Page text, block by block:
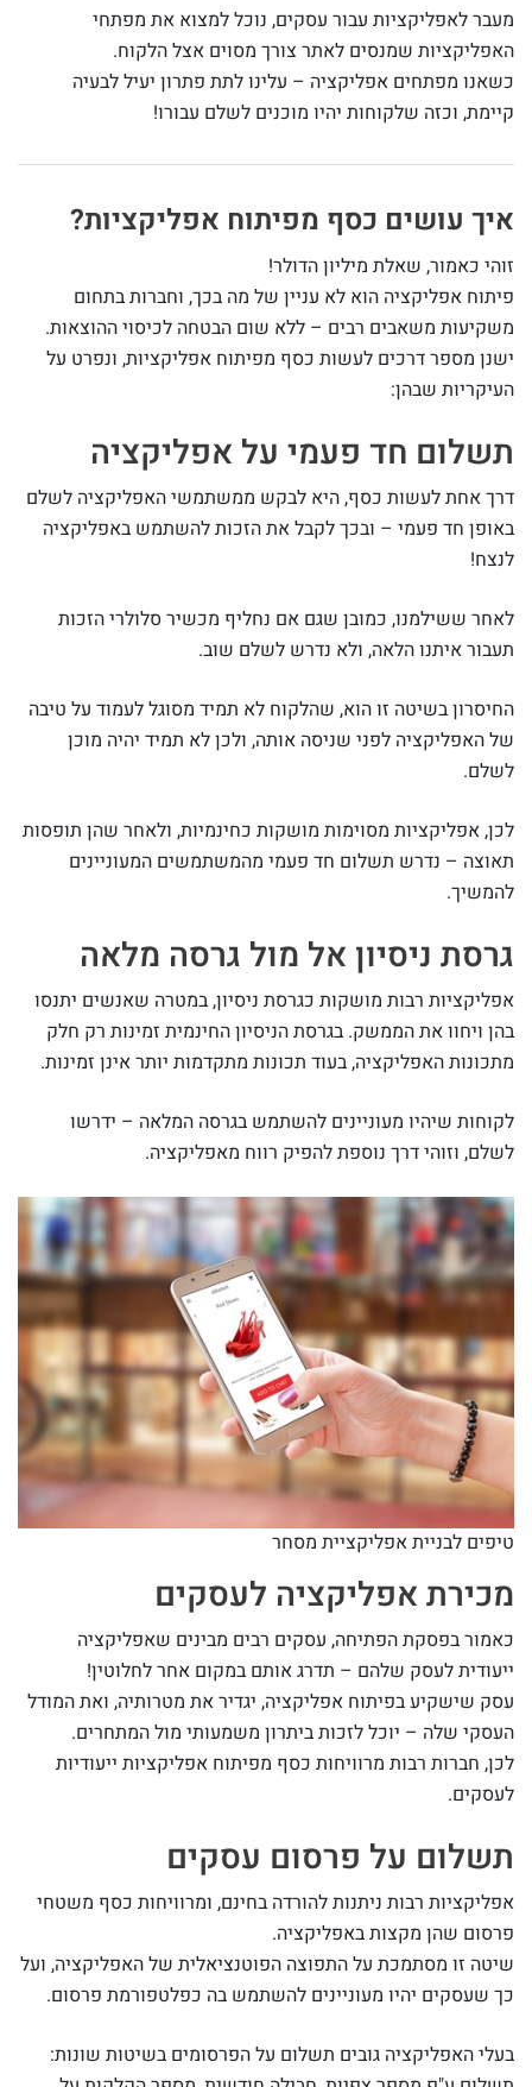
מעבר לאפליקציות עבור עסקים, נוכל למצוא את מפתחי
האפליקציות שמנסים לאתר צורך מסוים אצל הלקוח.
כשאנו מפתחים אפליקציה – עלינו לתת פתרון יעיל לבעיה
קיימת, וכזה שלקוחות יהיו מוכנים לשלם עבורו!
איך עושים כסף מפיתוח אפליקציות?
זוהי כאמור, שאלת מיליון הדולר!
פיתוח אפליקציה הוא לא עניין של מה בכך, וחברות בתחום
משקיעות משאבים רבים – ללא שום הבטחה לכיסוי ההוצאות.
ישנן מספר דרכים לעשות כסף מפיתוח אפליקציות, ונפרט על
העיקריות שבהן:
תשלום חד פעמי על אפליקציה
דרך אחת לעשות כסף, היא לבקש ממשתמשי האפליקציה לשלם
באופן חד פעמי – ובכך לקבל את הזכות להשתמש באפליקציה
לנצח!
לאחר ששילמנו, כמובן שגם אם נחליף מכשיר סלולרי הזכות
תעבור איתנו הלאה, ולא נדרש לשלם שוב.
החיסרון בשיטה זו הוא, שהלקוח לא תמיד מסוגל לעמוד על טיבה
של האפליקציה לפני שניסה אותה, ולכן לא תמיד יהיה מוכן
לשלם.
לכן, אפליקציות מסוימות מושקות כחינמיות, ולאחר שהן תופסות
תאוצה – נדרש תשלום חד פעמי מהמשתמשים המעוניינים
להמשיך.
גרסת ניסיון אל מול גרסה מלאה
אפליקציות רבות מושקות כגרסת ניסיון, במטרה שאנשים יתנסו
בהן ויחוו את הממשק. בגרסת הניסיון החינמית זמינות רק חלק
מתכונות האפליקציה, בעוד תכונות מתקדמות יותר אינן זמינות.
לקוחות שיהיו מעוניינים להשתמש בגרסה המלאה – ידרשו
לשלם, וזוהי דרך נוספת להפיק רווח מאפליקציה.
טיפים לבניית אפליקציית מסחר
מכירת אפליקציה לעסקים
כאמור בפסקת הפתיחה, עסקים רבים מבינים שאפליקציה
ייעודית לעסק שלהם – תדרג אותם במקום אחר לחלוטין!
עסק שישקיע בפיתוח אפליקציה, יגדיר את מטרותיה, ואת המודל
העסקי שלה – יוכל לזכות ביתרון משמעותי מול המתחרים.
לכן, חברות רבות מרוויחות כסף מפיתוח אפליקציות ייעודיות
לעסקים.
תשלום על פרסום עסקים
אפליקציות רבות ניתנות להורדה בחינם, ומרוויחות כסף משטחי
פרסום שהן מקצות באפליקציה.
שיטה זו מסתמכת על התפוצה הפוטנציאלית של האפליקציה, ועל
כך שעסקים יהיו מעוניינים להשתמש בה כפלטפורמת פרסום.
בעלי האפליקציה גובים תשלום על הפרסומים בשיטות שונות: